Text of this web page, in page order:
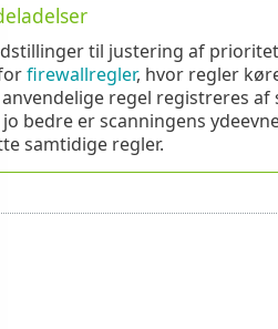
til justering af
firewallregler, hvor regler
regel registreres af
bedre er scanningens
samtidige regler.